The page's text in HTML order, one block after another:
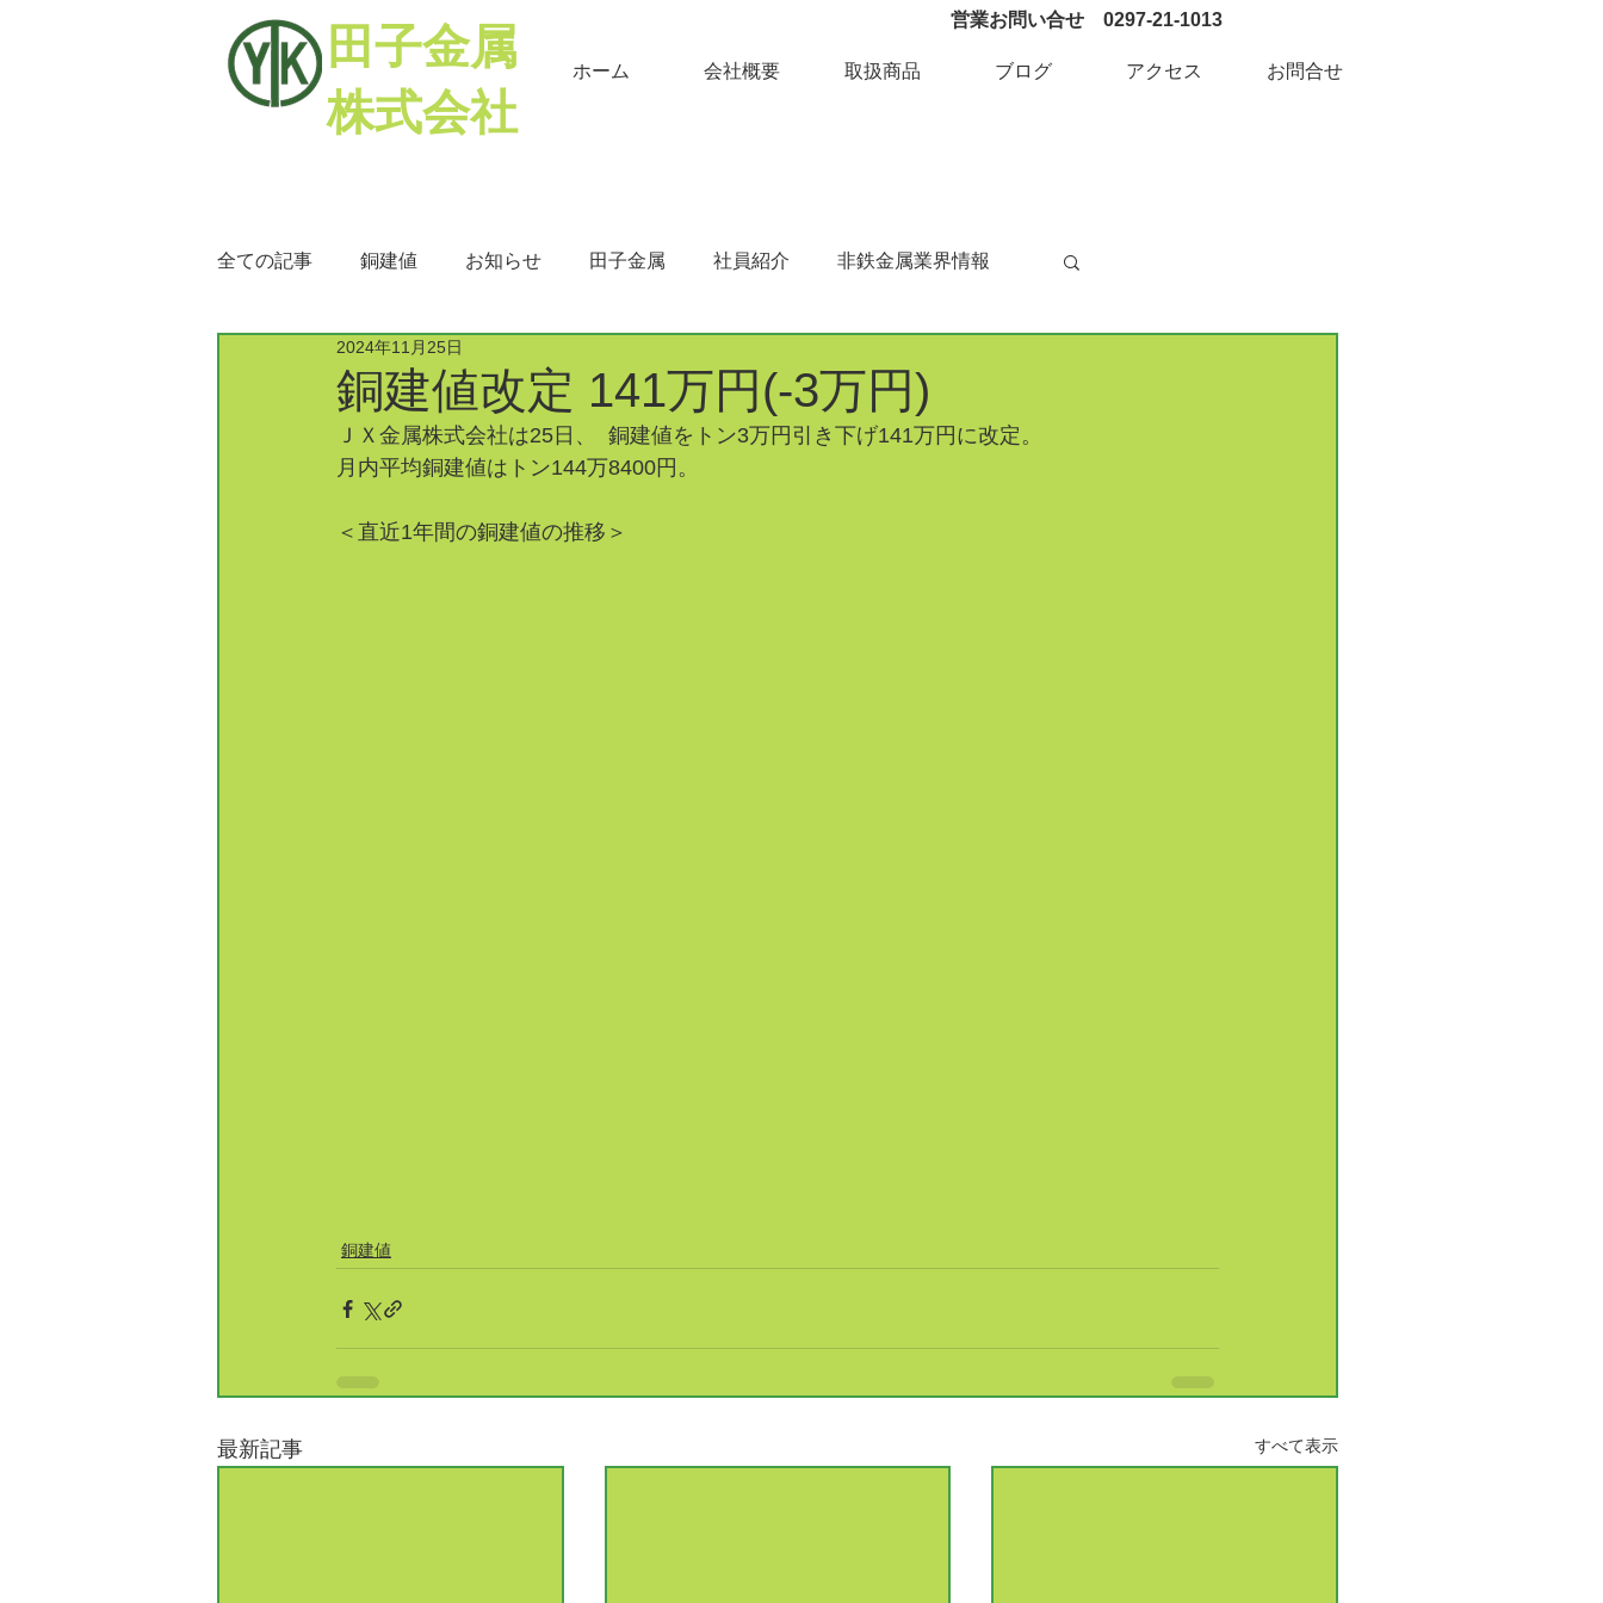
営業お問い合せ 0297-21-1013
田子金属
株式会社
ホーム 会社概要 取扱商品 ブログ アクセス お問合せ
全ての記事 銅建値 お知らせ 田子金属 社員紹介 非鉄金属業界情報
ミックスメタル
銅建値改定 141万円(-3万円)
2024年11月25日
ＪＸ金属株式会社は25日、  銅建値をトン3万円引き下げ141万円に改定。
月内平均銅建値はトン144万8400円。
＜直近1年間の銅建値の推移＞
銅建値
最新記事 すべて表示